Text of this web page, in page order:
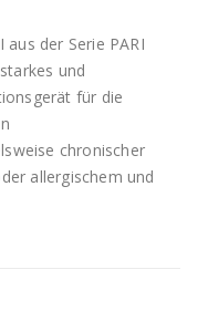
der Serie PARI
und
für die
chronischer
allergischem und